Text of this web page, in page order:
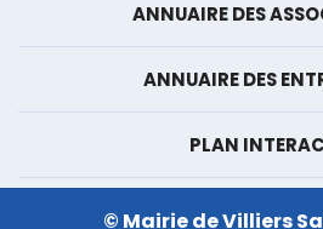
ANNUAIRE DES
ANNUAIRE DES
PLAN
© Mairie de Villiers